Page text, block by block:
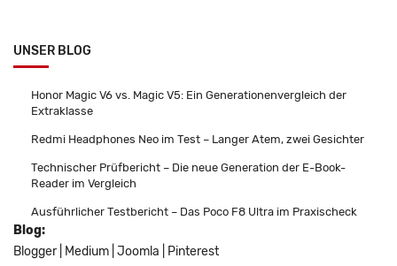
UNSER BLOG
Honor Magic V6 vs. Magic V5: Ein Generationenvergleich der
Extraklasse
Redmi Headphones Neo im Test – Langer Atem, zwei Gesichter
Technischer Prüfbericht – Die neue Generation der E-Book-
Reader im Vergleich
Ausführlicher Testbericht – Das Poco F8 Ultra im Praxischeck
Blog:
Blogger
Medium Joomla Pinterest